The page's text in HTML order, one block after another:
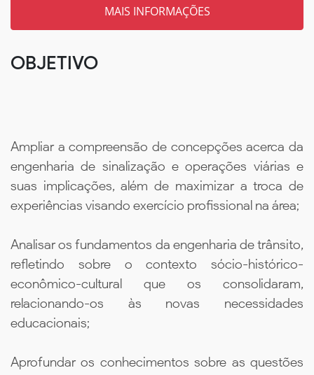
OBJETIVO
Ampliar a compreensão de concepções acerca da
engenharia de sinalização e operações viárias e
suas implicações, além de maximizar a troca de
experiências visando exercício profissional na área;
Analisar os fundamentos da engenharia de trânsito,
refletindo sobre o contexto sócio-histórico-
econômico-cultural que os consolidaram,
relacionando-os às novas necessidades
educacionais;
Aprofundar os conhecimentos sobre as questões